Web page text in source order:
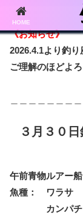
《お知らせ》
2026.4.1より釣
ご理解のほどよ
３月３０
午前青物ルアー船
魚種： ワラサ
カンパチ ２
HOME